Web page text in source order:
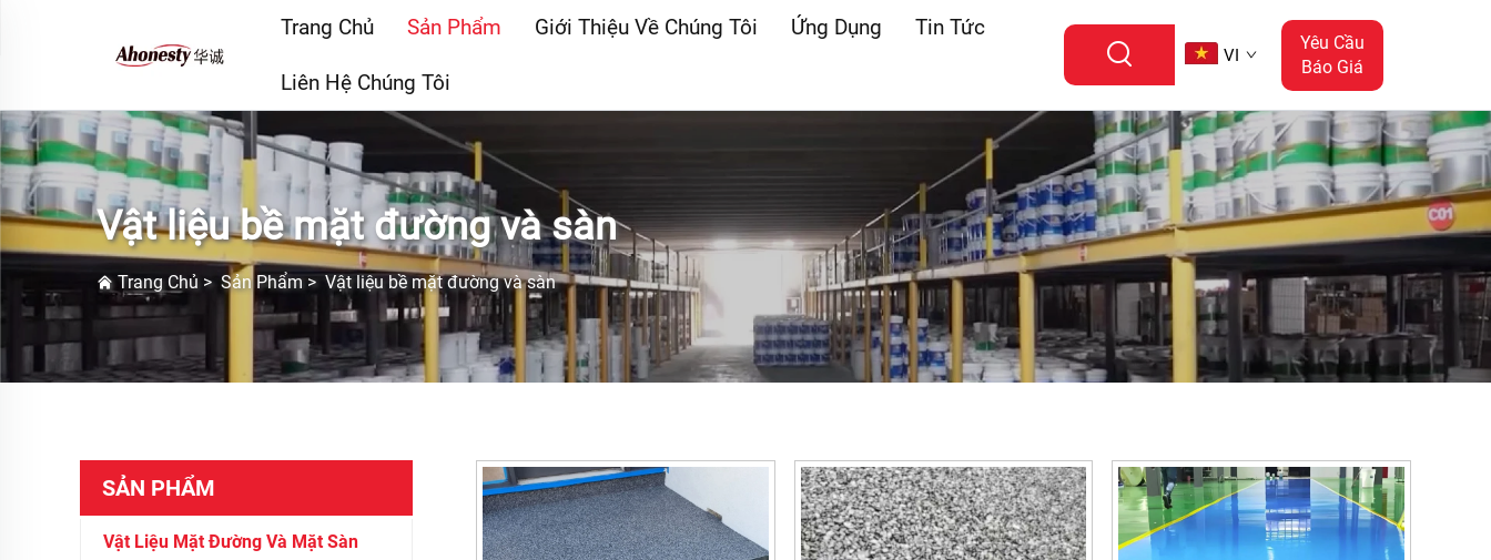
Trang Chủ Sản Phẩm Giới Thiệu Về Chúng Tôi Ứng Dụng Tin Tức
Liên Hệ Chúng Tôi
VI
Yêu Cầu
Báo Giá
Vật liệu bề mặt đường và sàn
Trang Chủ > Sản Phẩm > Vật liệu bề mặt đường và sàn
SẢN PHẨM
Vật Liệu Mặt Đường Và Mặt Sàn